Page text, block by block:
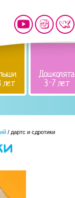
лет
Дошколята
3-7 лет
/ дартс и сдротики